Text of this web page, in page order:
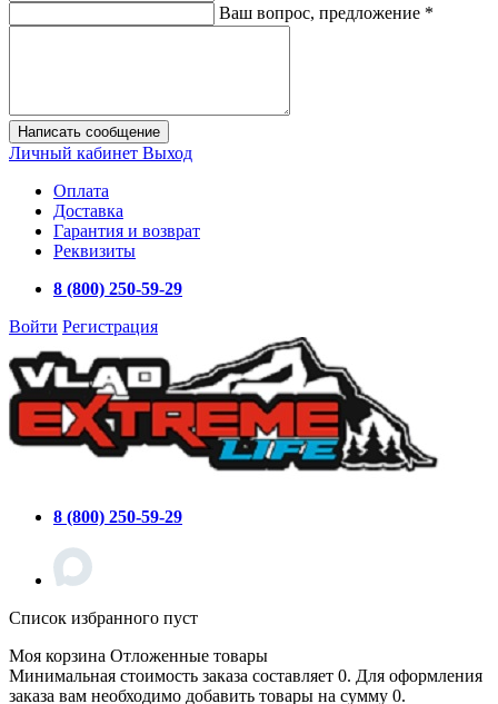
Ваш вопрос, предложение *
Написать сообщение
Личный кабинет Выход
Оплата
Доставка
Гарантия и возврат
Реквизиты
8 (800) 250-59-29
Войти Регистрация
8 (800) 250-59-29
Список избранного пуст
Моя корзина Отложенные товары
Минимальная стоимость заказа составляет 0. Для оформления
заказа вам необходимо добавить товары на сумму 0.